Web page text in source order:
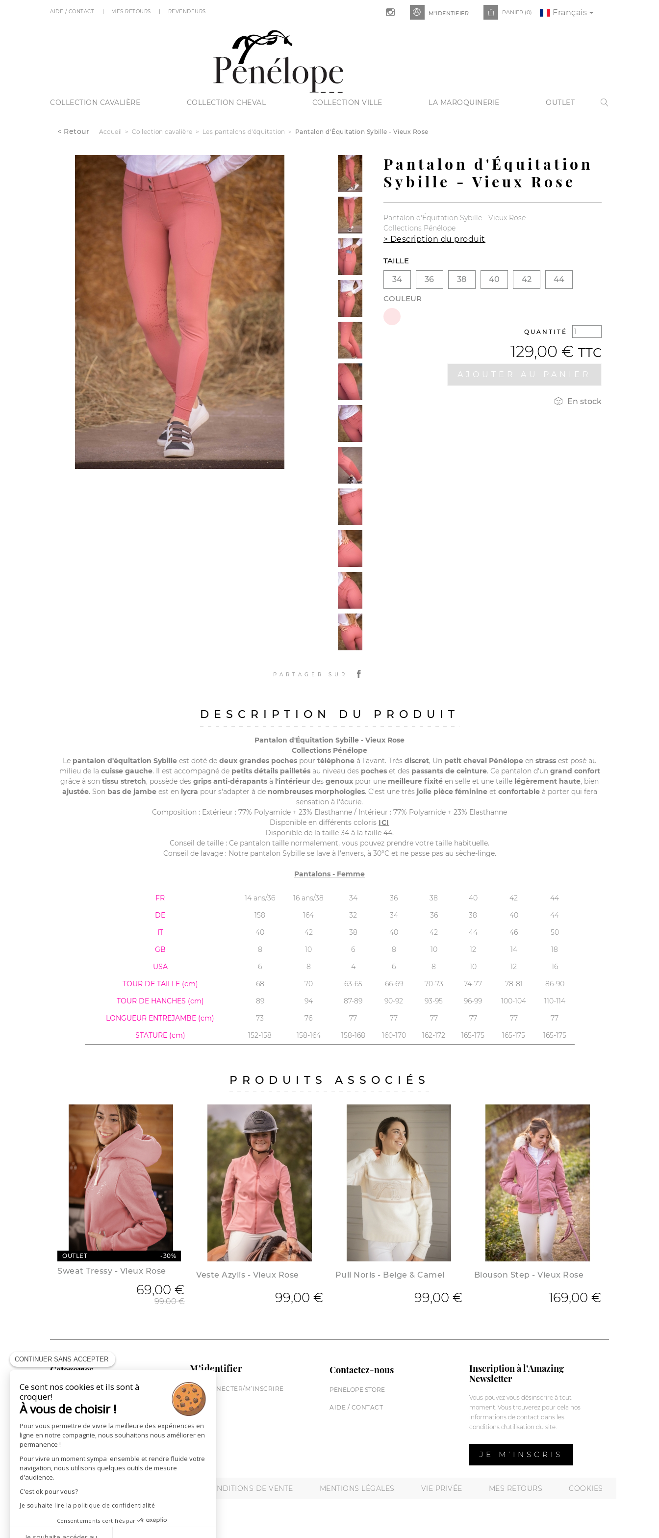
 M’IDENTIFIER  PANIER (0)
AIDE / CONTACT MES RETOURS REVENDEURS Français
COLLECTION CAVALIÈRE COLLECTION CHEVAL COLLECTION VILLE LA MAROQUINERIE OUTLET 
< Retour Accueil Collection cavalière Les pantalons d'équitation Pantalon d'Équitation Sybille - Vieux Rose
PARTAGER SUR
Pantalon d'Équitation
Sybille - Vieux Rose
Pantalon d'Équitation Sybille - Vieux Rose
Collections Pénélope
> Description du produit
TAILLE
34
36 38 40 42 44
COULEUR
QUANTITÉ
129,00 € TTC
AJOUTER AU PANIER
 En stock
DESCRIPTION DU PRODUIT
Pantalon d'Équitation Sybille - Vieux Rose
Collections Pénélope
Le pantalon d'équitation Sybilleest doté de deux grandes pochespour téléphoneà l'avant. Très discret, Un petit cheval Pénélopeen strassest posé au
milieu de la cuisse gauche. Il est accompagné de petits détails pailletésau niveau des pocheset des passants de ceinture. Ce pantalon d'un grand confort
grâce à son tissu stretch, possède des grips anti-dérapants à l'intérieur des genoux pour une meilleure fixité en selle et une taille légèrement haute, bien
ajustée. Son bas de jambeest en lycra pour s'adapter à de nombreuses morphologies. C'est une très jolie pièce féminineet confortableà porter qui fera
sensation à l'écurie.
Composition : Extérieur : 77% Polyamide + 23% Elasthanne / Intérieur : 77% Polyamide + 23% Elasthanne
Disponible en différents coloris ICI
Disponible de la taille 34 à la taille 44.
Conseil de taille : Ce pantalon taille normalement, vous pouvez prendre votre taille habituelle.
Conseil de lavage : Notre pantalon Sybille se lave à l'envers, à 30°C et ne passe pas au sèche-linge.
Pantalons - Femme
FR 14 ans/36 16 ans/38 34 36 38 40 42
44
DE
158 164 32 34 36 38 40
44
IT
40 42 38 40 42 44 46
50
GB
8 10 6 8 10 12 14
18
USA
6 8 4 6 8 10 12
16
TOUR DE TAILLE (cm)
68 70 63-65 66-69 70-73 74-77 78-81
86-90
TOUR DE HANCHES (cm)
89 94 87-89 90-92 93-95 96-99 100-104
110-114
LONGUEUR ENTREJAMBE (cm)
73 76 77 77 77 77 77
77
STATURE (cm)
152-158 158-164 158-168 160-170 162-172 165-175 165-175 165-175
PRODUITS ASSOCIÉS
OUTLET -30%
Sweat Tressy - Vieux Rose
69,00 €
99,00 €
Veste Azylis - Vieux Rose
99,00 €
Pull Noris - Beige & Camel
99,00 €
Blouson Step - Vieux Rose
169,00 €
Catégories
COLLECTION CAVALIÈRE
COLLECTION CHEVAL
COLLECTION VILLE
ST JAMES X PÉNÉLOPE
LA MAROQUINERIE
M’identifier
ME CONNECTER/M’INSCRIRE
Contactez-nous
PENELOPE STORE
AIDE / CONTACT
Inscription à l’Amazing
Newsletter
Vous pouvez vous désinscrire à tout
moment. Vous trouverez pour cela nos
informations de contact dans les
conditions d'utilisation du site.
JE M’INSCRIS
REVENDEURS CONDITIONS DE VENTE MENTIONS LÉGALES VIE PRIVÉE MES RETOURS COOKIES
CONTINUER SANS ACCEPTER
Ce sont nos cookies et ils sont à
croquer!
À vous de choisir !
Pour vous permettre de vivre la meilleure des expériences en
ligne en notre compagnie, nous souhaitons nous améliorer en
permanence !
Pour vivre un moment sympa ensemble et rendre fluide votre
navigation, nous utilisons quelques outils de mesure
d'audience.
C'est ok pour vous?
Je souhaite lire la politique de confidentialité
Consentements certifiés par